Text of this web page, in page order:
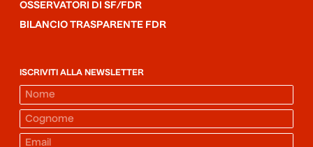
OSSERVATORI DI SF/FDR
BILANCIO TRASPARENTE FDR
ISCRIVITI ALLA NEWSLETTER